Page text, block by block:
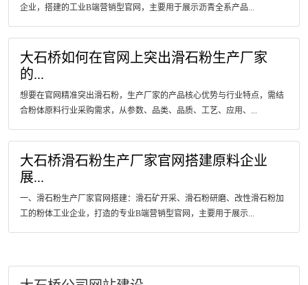
企业，搭建的工业B端营销型官网，主要用于展示沥青全系产品...
大石桥如何在官网上突出滑石粉生产厂家
的...
想要在官网精准突出滑石粉，生产厂家的产品核心优势与行业特点，需结
合粉体原料行业采购需求，从参数、品类、品质、工艺、应用、...
大石桥滑石粉生产厂家官网搭建原料企业
展...
一、滑石粉生产厂家官网搭建：滑石矿开采、滑石粉研磨、改性滑石粉加
工的粉体工业企业，打造的专业B端营销型官网，主要用于展示...